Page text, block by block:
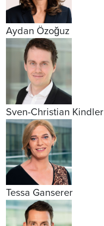
Aydan Özoğuz
Sven-Christian Kindler
Tessa Ganserer